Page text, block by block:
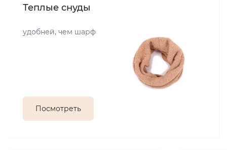
Теплые снуды
удобней, чем шарф
Посмотреть